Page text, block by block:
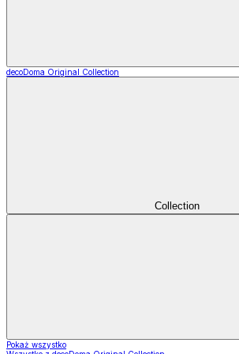
decoDoma Original Collection
Collection
Pokaż wszystko